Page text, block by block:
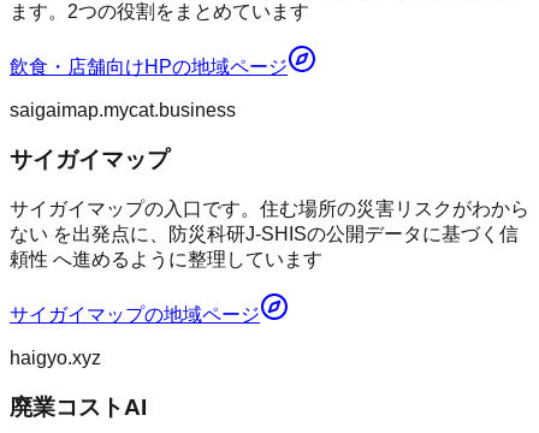
ます。2つの役割をまとめています
飲食・店舗向けHPの地域ページ
saigaimap.mycat.business
サイガイマップ
サイガイマップの入口です。住む場所の災害リスクがわから
ない を出発点に、防災科研J-SHISの公開データに基づく信
頼性 へ進めるように整理しています
サイガイマップの地域ページ
haigyo.xyz
廃業コストAI